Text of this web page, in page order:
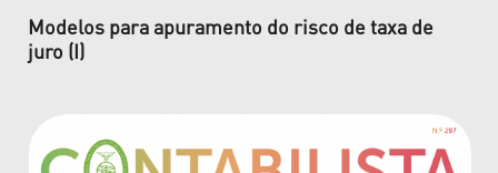
Modelos para apuramento do risco de taxa de
juro (I)